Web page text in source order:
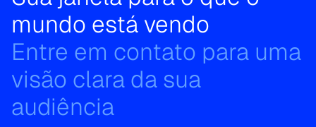
mundo está vendo
Entre em contato para uma
visão clara da sua
audiência